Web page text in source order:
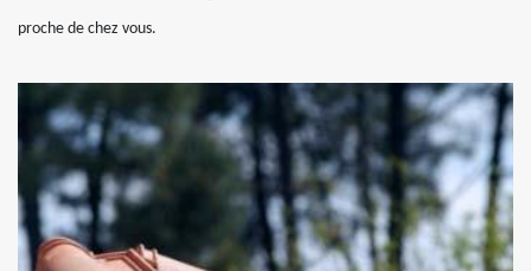
proche de chez vous.